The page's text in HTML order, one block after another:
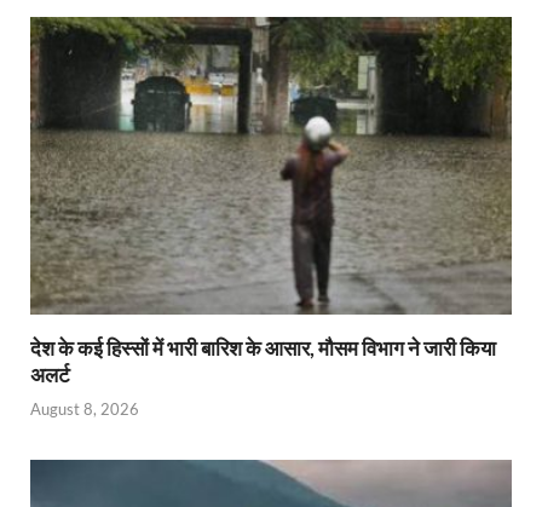
देश के कई हिस्सों में भारी बारिश के आसार, मौसम विभाग ने जारी किया
अलर्ट
August 8, 2026